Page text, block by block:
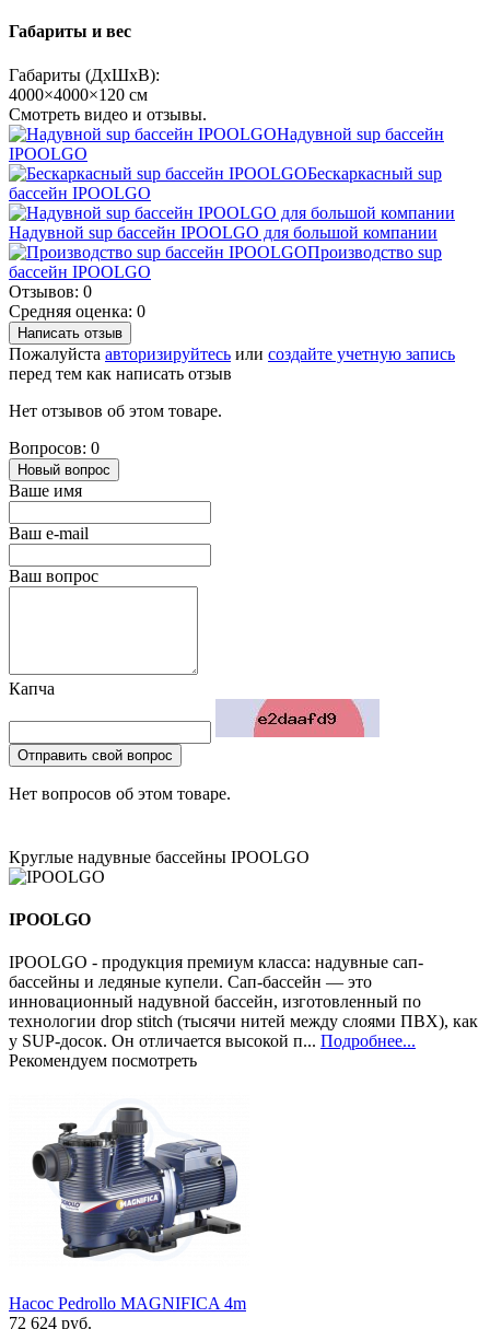
Габариты и вес
Габариты (ДхШхВ):
4000×4000×120 см
Смотреть видео и отзывы.
Надувной sup бассейн
IPOOLGO
Бескаркасный sup
бассейн IPOOLGO
Надувной sup бассейн IPOOLGO для большой компании
Производство sup
бассейн IPOOLGO
Отзывов: 0
Средняя оценка: 0
Написать отзыв
Пожалуйста авторизируйтесь или создайте учетную запись
перед тем как написать отзыв
Нет отзывов об этом товаре.
Вопросов: 0
Новый вопрос
Ваше имя
Ваш e-mail
Ваш вопрос
Капча
Отправить свой вопрос
Нет вопросов об этом товаре.
Круглые надувные бассейны IPOOLGO
IPOOLGO
IPOOLGO - продукция премиум класса: надувные сап-
бассейны и ледяные купели. Сап-бассейн — это
инновационный надувной бассейн, изготовленный по
технологии drop stitch (тысячи нитей между слоями ПВХ), как
у SUP-досок. Он отличается высокой п... Подробнее...
Рекомендуем посмотреть
Насос Pedrollo MAGNIFICA 4m
72 624 руб.